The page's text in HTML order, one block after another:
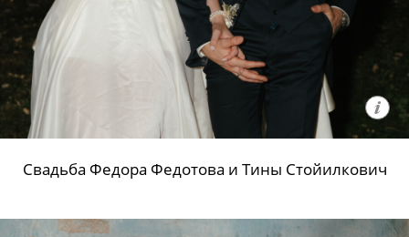
Свадьба Федора Федотова и Тины Стойилкович